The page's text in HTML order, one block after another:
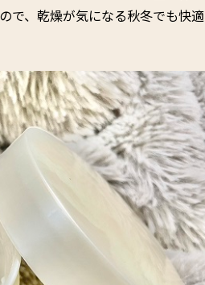
で、乾燥が気になる秋冬でも快適